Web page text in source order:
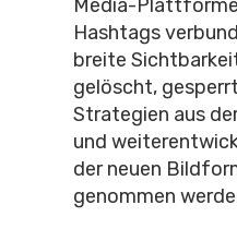
Media-
Hashtags
breite
gelöscht,
Strategien aus
und
der neuen
genommen